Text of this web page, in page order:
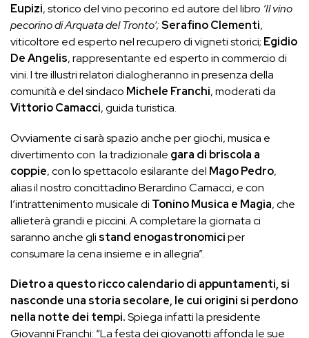
Eupizi, storico del vino pecorino ed autore del libro ‘Il vino
pecorino di Arquata del Tronto’;Serafino Clementi,
viticoltore ed esperto nel recupero di vigneti storici; Egidio
De Angelis, rappresentante ed esperto in commercio di
vini. I tre illustri relatori dialogheranno in presenza della
comunità e del sindaco Michele Franchi, moderati da
Vittorio Camacci, guida turistica.
Ovviamente ci sarà spazio anche per giochi, musica e
divertimento con la tradizionale gara di briscola a
coppie, con lo spettacolo esilarante del Mago Pedro,
alias il nostro concittadino Berardino Camacci, e con
l’intrattenimento musicale di Tonino Musica e Magia, che
allieterà grandi e piccini. A completare la giornata ci
saranno anche gli stand enogastronomiciper
consumare la cena insieme e in allegria”.
Dietro a questo ricco calendario di appuntamenti, si
nasconde una storia secolare, le cui origini si perdono
nella notte dei tempi.Spiega infatti la presidente
Giovanni Franchi: “La festa dei giovanotti affonda le sue